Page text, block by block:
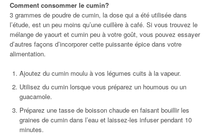
Comment consommer le cumin?
3 grammes de poudre de cumin, la dose qui a été utilisée dans
l’étude, est un peu moins qu’une cuillère à café. Si vous trouvez le
mélange de yaourt et cumin peu à votre goût, vous pouvez essayer
d’autres façons d’incorporer cette puissante épice dans votre
alimentation.
Ajoutez du cumin moulu à vos légumes cuits à la vapeur.
Utilisez du cumin lorsque vous préparez un houmous ou un
guacamole.
Préparez une tasse de boisson chaude en faisant bouillir les
graines de cumin dans l’eau et laissez-les infuser pendant 10
minutes.